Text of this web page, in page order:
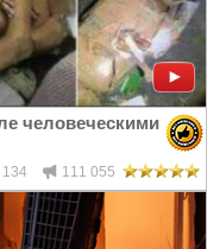
человеческими
111 055